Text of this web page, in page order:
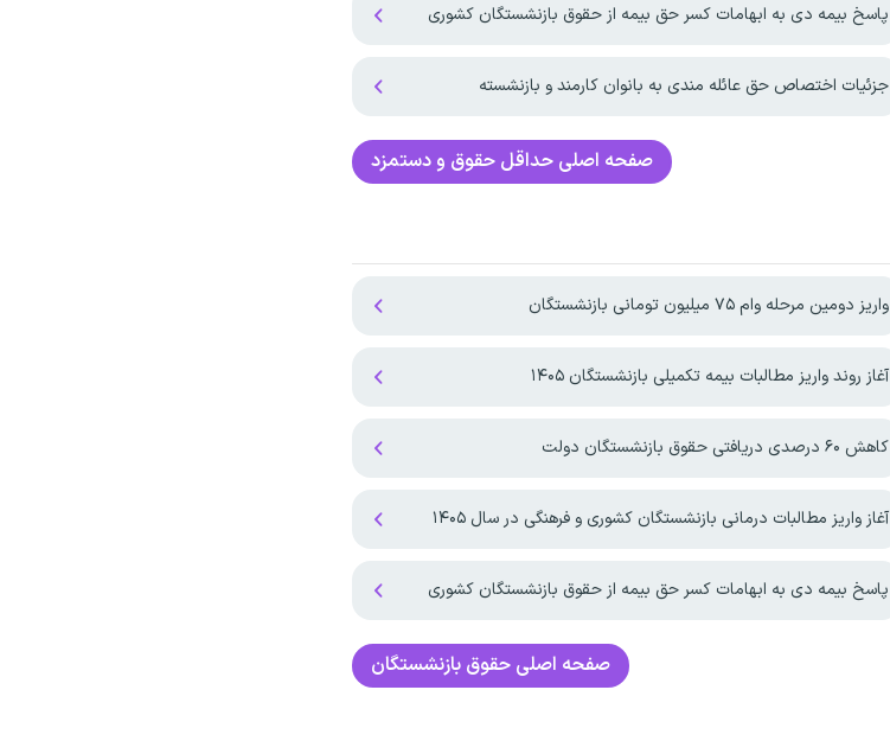
پاسخ بیمه دی به ابهامات کسر حق بیمه از حقوق بازنشستگان کشوری
جزئیات اختصاص حق عائله مندی به بانوان کارمند و بازنشسته
صفحه اصلیحداقل حقوق و دستمزد
واریز دومین مرحله وام ۷۵ میلیون تومانی بازنشستگان
آغاز روند واریز مطالبات بیمه تکمیلی بازنشستگان ۱۴۰۵
کاهش ۶۰ درصدی دریافتی حقوق بازنشستگان دولت
آغاز واریز مطالبات درمانی بازنشستگان کشوری و فرهنگی در سال ۱۴۰۵
پاسخ بیمه دی به ابهامات کسر حق بیمه از حقوق بازنشستگان کشوری
صفحه اصلیحقوق بازنشستگان